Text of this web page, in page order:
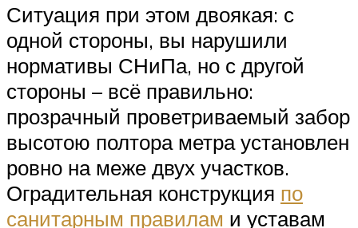
Ситуация при этом двоякая: с
одной стороны, вы нарушили
нормативы СНиПа, но с другой
стороны – всё правильно:
прозрачный проветриваемый забор
высотою полтора метра установлен
ровно на меже двух участков.
Оградительная конструкция по
санитарным правилам и уставам